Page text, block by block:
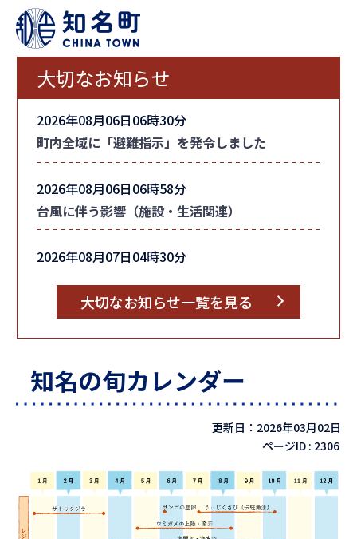
大切なお知らせ
2026年08月06日06時30分
町内全域に「避難指示」を発令しました
2026年08月06日06時58分
台風に伴う影響（施設・生活関連）
2026年08月07日04時30分
大切なお知らせ一覧を見る
知名の旬カレンダー
更新日：2026年03月02日
ページID : 2306